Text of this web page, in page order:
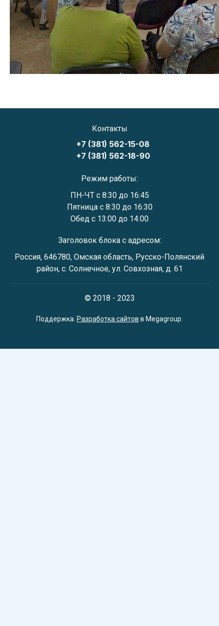
Контакты
+7 (381) 562-15-08
+7 (381) 562-18-90
Режим работы:
ПН-ЧТ с 8:30 до 16:45
Пятница с 8:30 до 16:30
Обед с 13:00 до 14:00
Заголовок блока с адресом:
Россия, 646780, Омская область, Русско-Полянский
район, с. Солнечное, ул. Совхозная, д. 61
© 2018 - 2023
Поддержка. Разработка сайтов в Megagroup.